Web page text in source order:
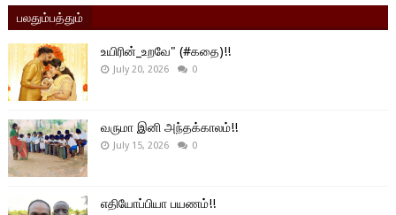
பலதும்பத்தும்
உயிரின்_உறவே" (#கதை)!!
July 20, 2026 0
வருமா இனி அந்தக்காலம்!!
July 15, 2026 0
எதியோப்பியா பயணம்!!